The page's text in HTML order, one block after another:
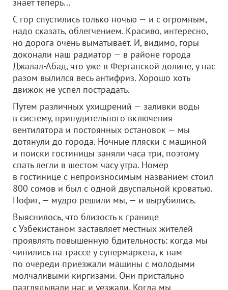
С гор спустились только ночью — и с огромным,
надо сказать, облегчением. Красиво, интересно,
но дорога очень выматывает. И, видимо, горы
доконали наш радиатор — в районе города
Джалал-Абад, что уже в Ферганской долине, у нас
разом вылился весь антифриз. Хорошо хоть
движок не успел пострадать.
Путем различных ухищрений — заливки воды
в систему, принудительного включения
вентилятора и постоянных остановок — мы
дотянули до города. Ночные пляски с машиной
и поиски гостиницы заняли часа три, поэтому
спать легли в шестом часу утра. Номер
в гостинице с непроизносимым названием стоил
800 сомов и был с одной двуспальной кроватью.
Пофиг, — мудро решили мы, — и вырубились.
Выяснилось, что близость к границе
с Узбекистаном заставляет местных жителей
проявлять повышенную бдительность: когда мы
чинились на трассе у супермаркета, к нам
по очереди приезжали машины с молодыми
молчаливыми киргизами. Они пристально
разглядывали нас и уезжали. Когда мы